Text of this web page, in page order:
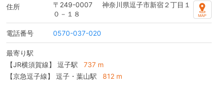
住所 〒249-0007
神奈川県逗子市新宿２丁目１
０－１８
電話番号 0570-037-020
最寄り駅
【JR横須賀線】 逗子駅
737 m
【京急逗子線】 逗子・葉山駅
812 m